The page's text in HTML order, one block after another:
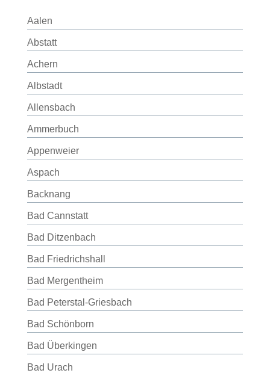
Aalen
Abstatt
Achern
Albstadt
Allensbach
Ammerbuch
Appenweier
Aspach
Backnang
Bad Cannstatt
Bad Ditzenbach
Bad Friedrichshall
Bad Mergentheim
Bad Peterstal-Griesbach
Bad Schönborn
Bad Überkingen
Bad Urach